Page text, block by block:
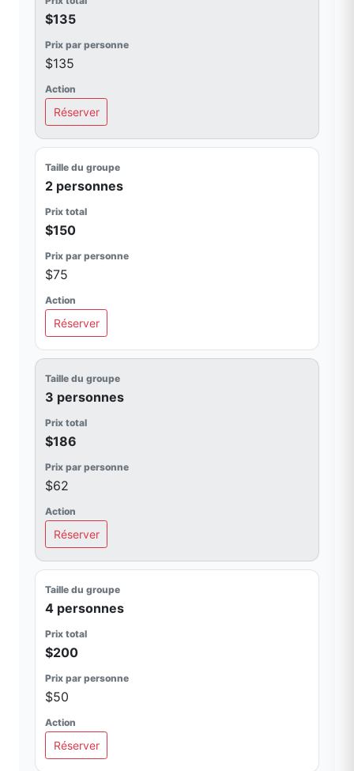
$135
$135
Réserver
2 personnes
$150
$75
Réserver
3 personnes
$186
$62
Réserver
4 personnes
$200
$50
Réserver